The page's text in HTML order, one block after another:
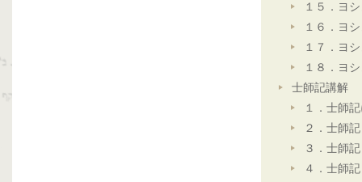
１５．ヨ
１６．ヨ
１７．ヨ
１８．ヨ
士師記講解
１．士師
２．士師
３．士師
４．士師